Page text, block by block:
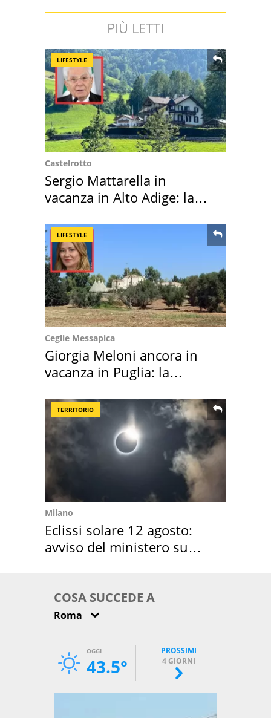
PIÙ LETTI
LIFESTYLE
Castelrotto
Sergio Mattarella in
vacanza in Alto Adige: la
LIFESTYLE
Ceglie Messapica
Giorgia Meloni ancora in
vacanza in Puglia: la
TERRITORIO
Milano
Eclissi solare 12 agosto:
avviso del ministero su